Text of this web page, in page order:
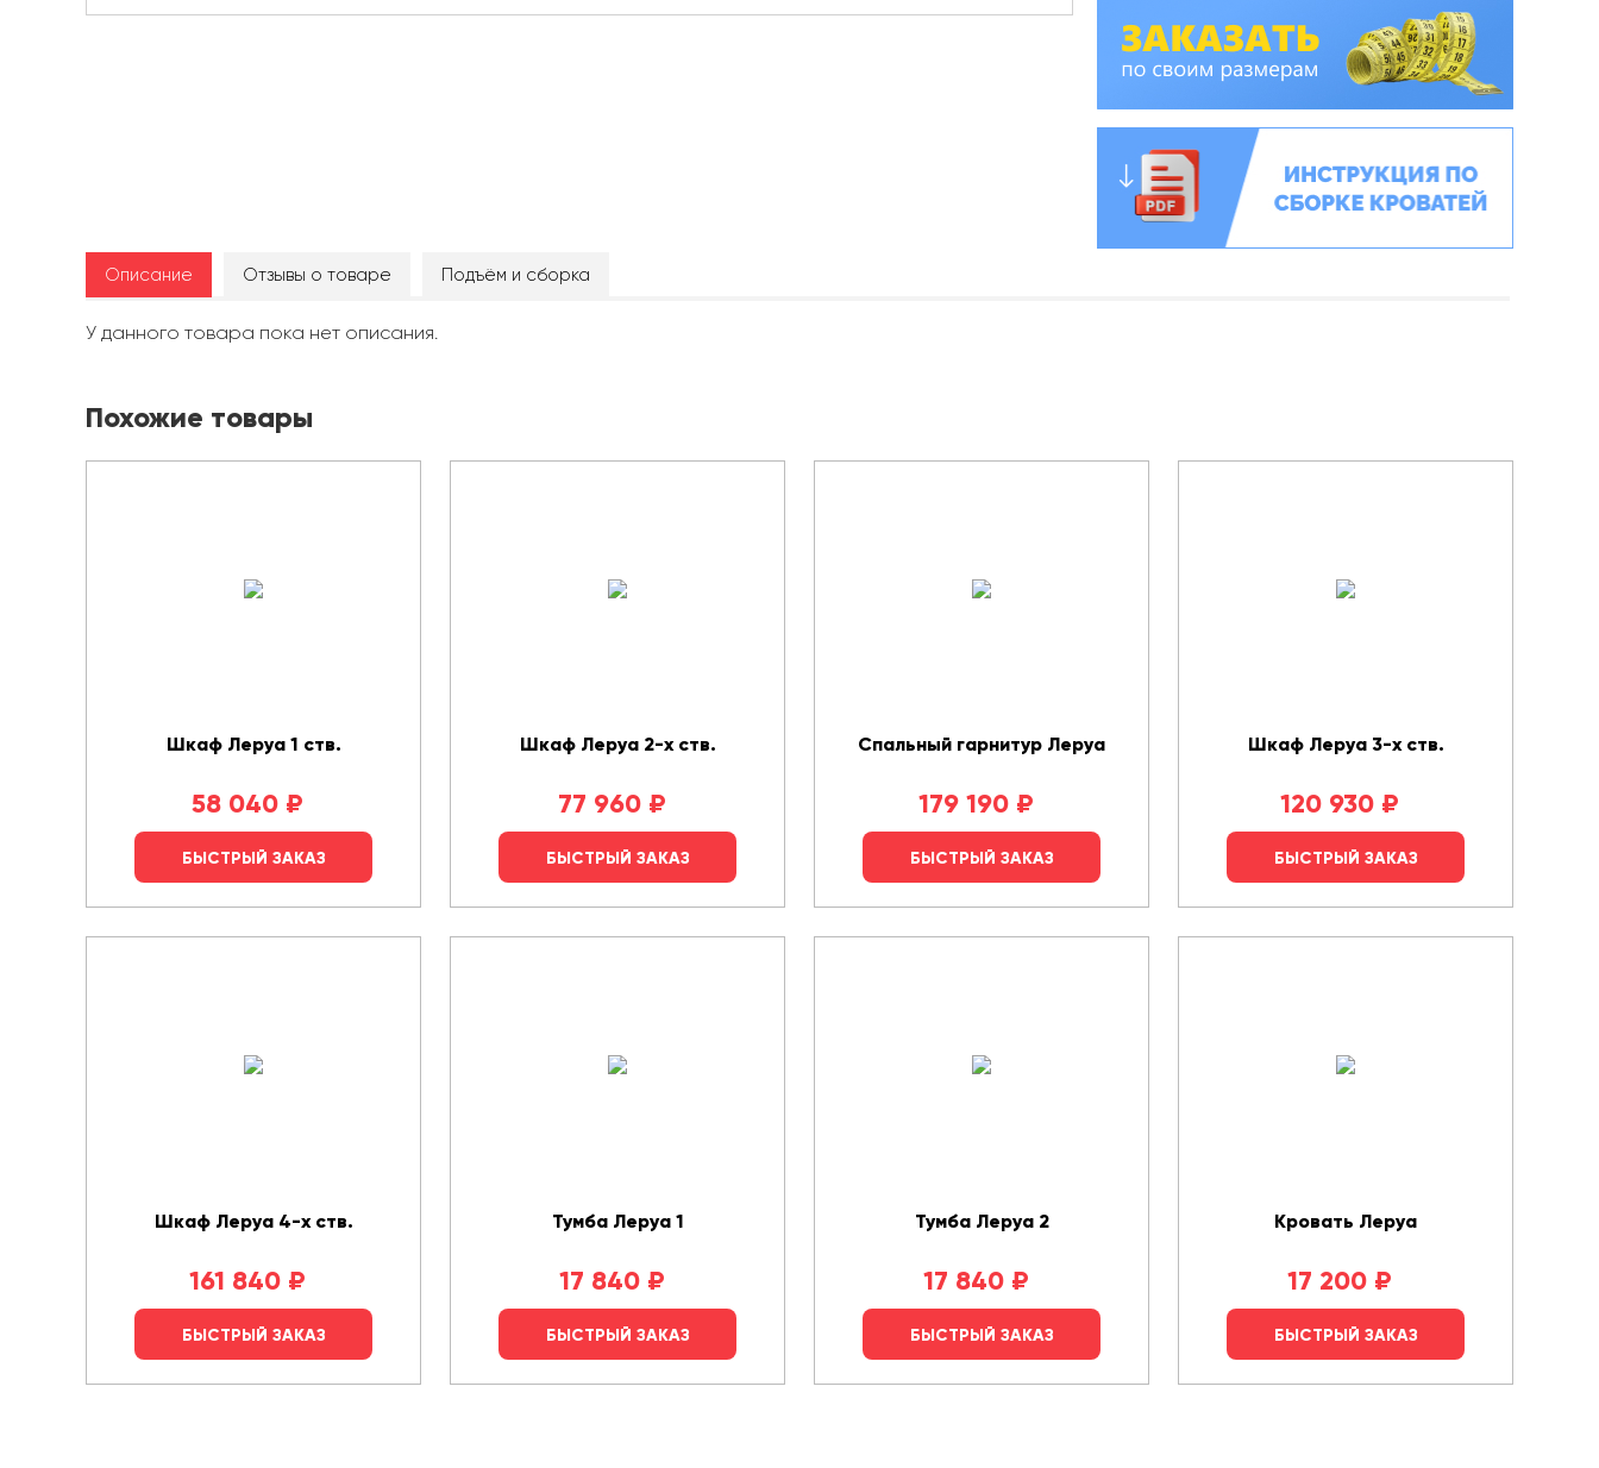
Описание Отзывы о товаре Подъём и сборка
У данного товара пока нет описания.
Похожие товары
Шкаф Леруа 1 ств.
58 040 ₽
БЫСТРЫЙ ЗАКАЗ
Шкаф Леруа 2-х ств.
77 960 ₽
БЫСТРЫЙ ЗАКАЗ
Спальный гарнитур Леруа
179 190 ₽
БЫСТРЫЙ ЗАКАЗ
Шкаф Леруа 3-х ств.
120 930 ₽
БЫСТРЫЙ ЗАКАЗ
Шкаф Леруа 4-х ств.
161 840 ₽
БЫСТРЫЙ ЗАКАЗ
Тумба Леруа 1
17 840 ₽
БЫСТРЫЙ ЗАКАЗ
Тумба Леруа 2
17 840 ₽
БЫСТРЫЙ ЗАКАЗ
Кровать Леруа
17 200 ₽
БЫСТРЫЙ ЗАКАЗ